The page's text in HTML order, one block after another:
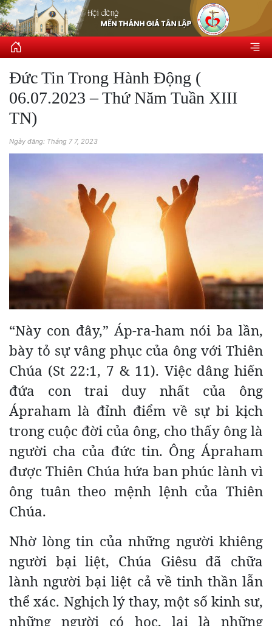
Đức Tin Trong Hành Động (
06.07.2023 – Thứ Năm Tuần XIII
TN)
Ngày đăng: Tháng 7 7, 2023
“Này con đây,” Áp-ra-ham nói ba lần,
bày tỏ sự vâng phục của ông với Thiên
Chúa (St 22:1, 7 & 11). Việc dâng hiến
đứa con trai duy nhất của ông
Ápraham là đỉnh điểm về sự bi kịch
trong cuộc đời của ông, cho thấy ông là
người cha của đức tin. Ông Ápraham
được Thiên Chúa hứa ban phúc lành vì
ông tuân theo mệnh lệnh của Thiên
Chúa.
Nhờ lòng tin của những người khiêng
người bại liệt, Chúa Giêsu đã chữa
lành người bại liệt cả về tinh thần lẫn
thể xác. Nghịch lý thay, một số kinh sư,
những người có học, lại là những